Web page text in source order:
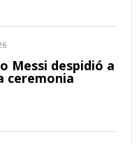
Messi despidió a
ceremonia